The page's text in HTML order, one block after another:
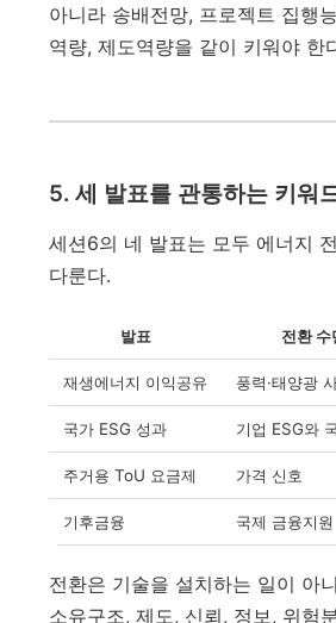
아니라 송배전망, 프로젝트 집행
역량, 제도역량을 같이 키워야 한
5. 세 발표를 관통하는 키워
세션6의 네 발표는 모두 에너지
다룬다.
발표 전환 수
재생에너지 이익공유 풍력·태양광
국가 ESG 성과 기업 ESG와
주거용 ToU 요금제 가격 신호
기후금융 국제 금융지원
전환은 기술을 설치하는 일이 아
소유구조, 제도, 신뢰, 정보, 위험